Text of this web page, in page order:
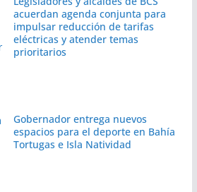
acuerdan agenda conjunta para
impulsar reducción de tarifas
eléctricas y atender temas
prioritarios
Gobernador entrega nuevos
espacios para el deporte en Bahía
Tortugas e Isla Natividad